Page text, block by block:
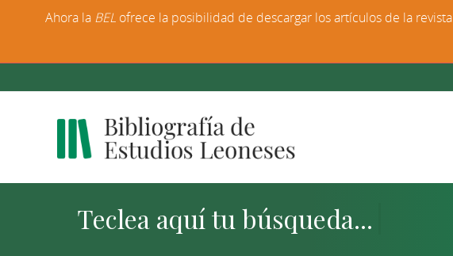
Ahora la BEL ofrece la posibilidad de descargar los artículos de la revista